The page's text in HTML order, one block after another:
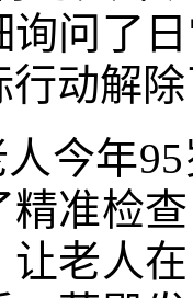
询问了
行动解
今年
精准检
让老人